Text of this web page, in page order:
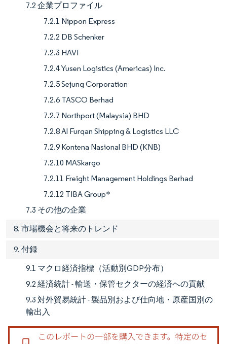
7.2 企業プロファイル
7.2.1 Nippon Express
7.2.2 DB Schenker
7.2.3 HAVI
7.2.4 Yusen Logistics (Americas) Inc.
7.2.5 Sejung Corporation
7.2.6 TASCO Berhad
7.2.7 Northport (Malaysia) BHD
7.2.8 Al Furqan Shipping & Logistics LLC
7.2.9 Kontena Nasional BHD (KNB)
7.2.10 MASkargo
7.2.11 Freight Management Holdings Berhad
7.2.12 TIBA Group*
7.3 その他の企業
8. 市場機会と将来のトレンド
9. 付録
9.1 マクロ経済指標（活動別GDP分布）
9.2 経済統計 - 輸送・保管セクターの経済への貢献
9.3 対外貿易統計 - 製品別および仕向地・原産国別の
輸出入